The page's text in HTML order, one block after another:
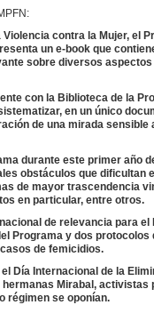
contra la Mujer, el
un e-book que
sobre diversos
con la Biblioteca de la
en un único
de una mirada sensible
durante este primer año
obstáculos que dificultan
de mayor trascendencia
en particular, entre otros.
de relevancia para
Programa y dos
de femicidios.
Día Internacional de la
Mirabal,
régimen se oponían.